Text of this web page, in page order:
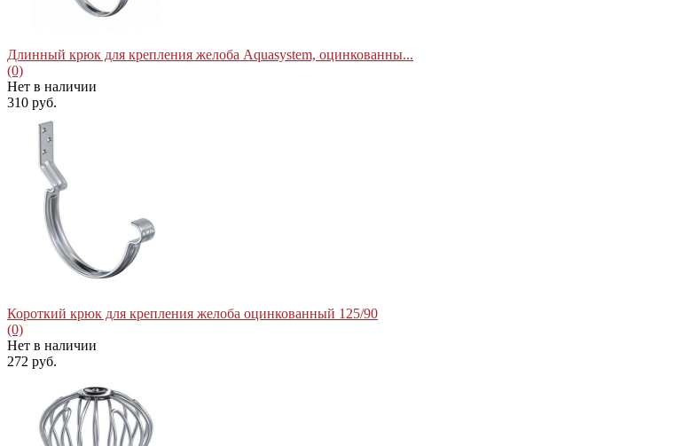
избранное
Длинный крюк для крепления желоба Aquasystem, оцинкованны...
(0)
Нет в наличии
310 руб.
Короткий крюк для крепления желоба оцинкованный 125/90
(0)
Нет в наличии
272 руб.